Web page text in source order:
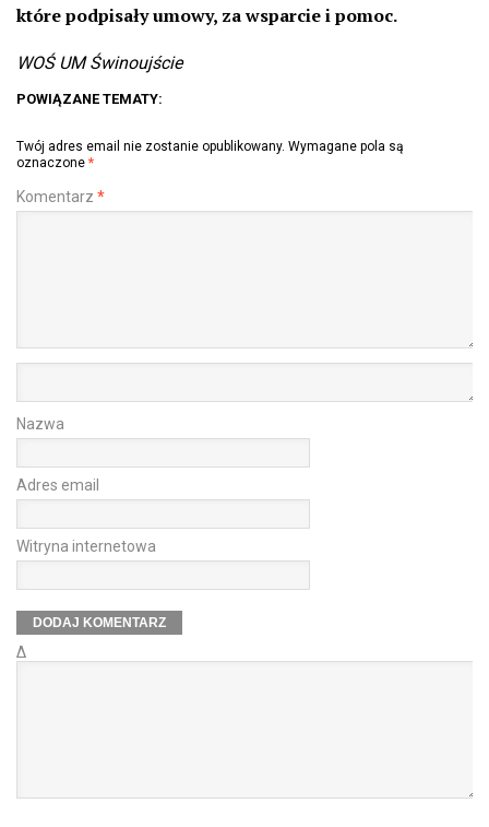
które podpisały umowy, za wsparcie i pomoc.
WOŚ UM Świnoujście
POWIĄZANE TEMATY:
Twój adres email nie zostanie opublikowany. Wymagane pola są
oznaczone *
Komentarz *
Nazwa
Adres email
Witryna internetowa
Δ